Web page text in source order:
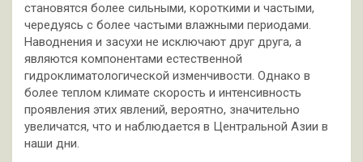
становятся более сильными, короткими и частыми,
чередуясь с более частыми влажными периодами.
Наводнения и засухи не исключают друг друга, а
являются компонентами естественной
гидроклиматологической изменчивости. Однако в
более теплом климате скорость и интенсивность
проявления этих явлений, вероятно, значительно
увеличатся, что и наблюдается в Центральной Азии в
наши дни.